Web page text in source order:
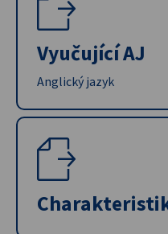
Vyučující AJ
Anglický jazyk